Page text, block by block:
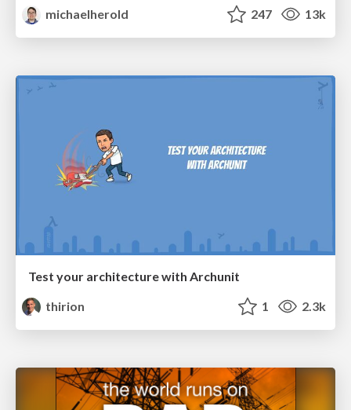
michaelherold
247 13k
Test your architecture with Archunit
thirion
1 2.3k